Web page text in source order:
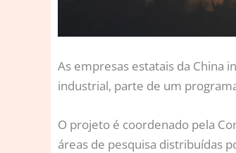
As empresas estatais da China
industrial, parte de um
O projeto é coordenado pela
áreas de pesquisa distribuídas